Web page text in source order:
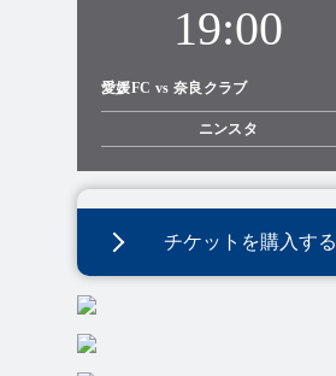
19:00
ニンスタ
愛媛FC vs 奈良クラブ
チケットを購入する